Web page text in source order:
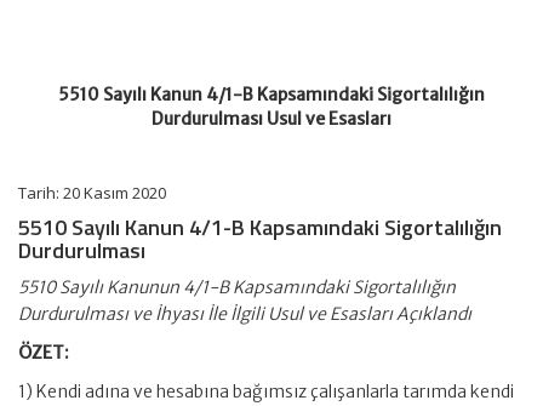
5510 Sayılı Kanun 4/1-B Kapsamındaki Sigortalılığın
Durdurulması Usul ve Esasları
Tarih: 20 Kasım 2020
5510 Sayılı Kanun 4/1-B Kapsamındaki Sigortalılığın
Durdurulması
5510 Sayılı Kanunun 4/1-B Kapsamındaki Sigortalılığın
Durdurulması ve İhyası İle İlgili Usul ve Esasları Açıklandı
ÖZET:
1) Kendi adına ve hesabına bağımsız çalışanlarla tarımda kendi